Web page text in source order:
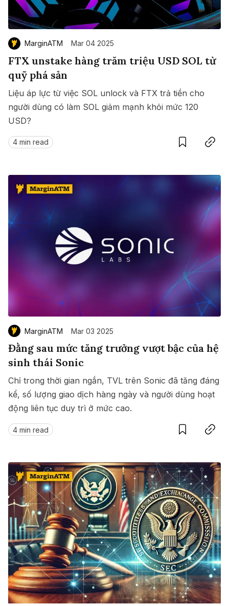
MarginATM Mar 04 2025
FTX unstake hàng trăm triệu USD SOL từ
quỹ phá sản
Liệu áp lực từ việc SOL unlock và FTX trả tiền cho
người dùng có làm SOL giảm mạnh khỏi mức 120
USD?
4 min read
MarginATM Mar 03 2025
Đằng sau mức tăng trưởng vượt bậc của hệ
sinh thái Sonic
Chỉ trong thời gian ngắn, TVL trên Sonic đã tăng đáng
kể, số lượng giao dịch hàng ngày và người dùng hoạt
động liên tục duy trì ở mức cao.
4 min read